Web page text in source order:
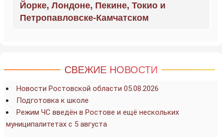
Йорке, Лондоне, Пекине, Токио и
Петропавловске-Камчатском
СВЕЖИЕ НОВОСТИ
Новости Ростовской области 05.08.2026
Подготовка к школе
Режим ЧС введён в Ростове и ещё нескольких
муниципалитетах с 5 августа